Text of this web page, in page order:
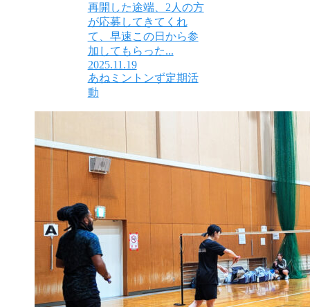
再開した途端、2人の方
が応募してきてくれ
て、早速この日から参
加してもらった...
2025.11.19
あねミントンず定期活
動